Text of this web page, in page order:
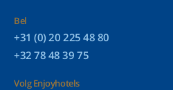
Bel
+31 (0) 20 225 48 80
+32 78 48 39 75
Volg Enjoyhotels